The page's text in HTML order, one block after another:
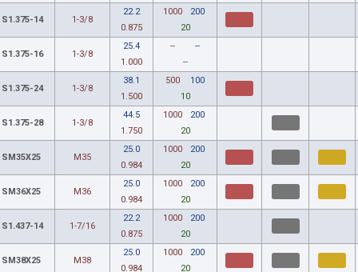
S1.375-14 1-3/8
22.2
0.875
1000
200
20
S1.375-16 1-3/8
25.4
1.000
--
--
--
S1.375-24 1-3/8
38.1
1.500
500
100
10
S1.375-28 1-3/8
44.5
1.750
1000
200
20
SM35X25 M35
25.0
0.984
1000
200
20
SM36X25 M36
25.0
0.984
1000
200
20
S1.437-14 1-7/16
22.2
0.875
1000
200
20
SM38X25 M38
25.0
0.984
1000
200
20